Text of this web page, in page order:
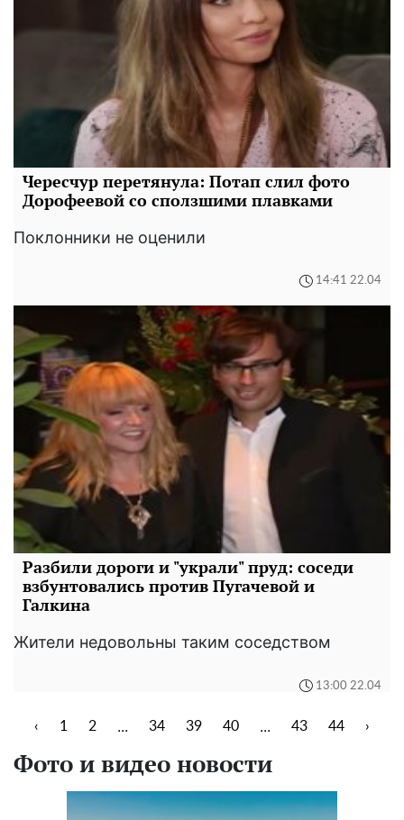
Чересчур перетянула: Потап слил фото
Дорофеевой со сползшими плавками
Поклонники не оценили
14:41 22.04
Разбили дороги и "украли" пруд: соседи
взбунтовались против Пугачевой и
Галкина
Жители недовольны таким соседством
13:00 22.04
‹ 1 2 ... 34 39 40 ... 43 44 ›
Фото и видео новости